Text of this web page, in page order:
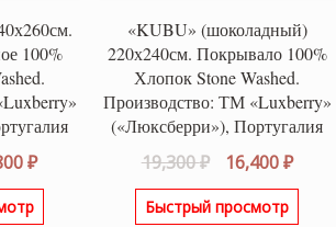
100%
₽Текущая
цена:
«KUBU» (шоколадный)
220х240см. Покрывало 100%
Хлопок Stone Washed.
Производство: ТМ «Luxberry»
(«Люксберри»), Португалия
19,300₽
цена
составляла
16,400₽
Быстрый просмотр